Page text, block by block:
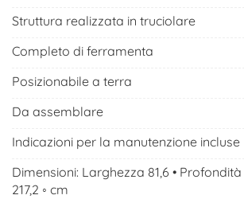
Struttura realizzata in truciolare
Completo di ferramenta
Posizionabile a terra
Da assemblare
Indicazioni per la manutenzione incluse
Dimensioni: Larghezza 81,6 • Profondità
217,2 ◦ cm